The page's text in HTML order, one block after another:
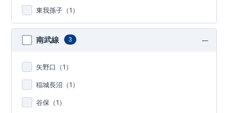
東我孫子（1）
南武線 3
矢野口（1）
稲城長沼（1）
谷保（1）